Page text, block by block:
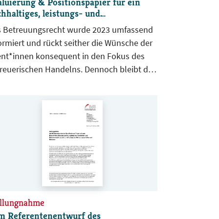
leistungs- und
Betreuungsrecht wurde 2023 umfassend
und rückt seither die Wünsche der
konsequent in den Fokus des
Handelns. Dennoch bleibt das
kontinuierlich steigt. Immer
erfahrene Berufsbetreuer*innen
ihre Tätigkeit, Betreuungsvereine
– sei es wegen unzureichender
oder altersbedingt.
diesen Voraussetzungen gestaltet sich
Gewinnung qualifizierten Nachwuchses
schwierig. Im vorliegenden Text
sich der BdB zu diesen
Referentenentwurf des